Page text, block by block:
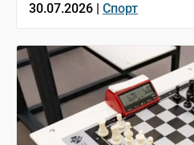
30.07.2026 | Спорт